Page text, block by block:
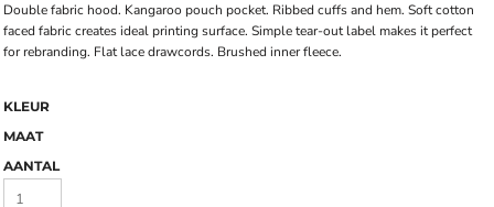
Double fabric hood. Kangaroo pouch pocket. Ribbed cuffs and hem. Soft cotton
faced fabric creates ideal printing surface. Simple tear-out label makes it perfect
for rebranding. Flat lace drawcords. Brushed inner fleece.
KLEUR
MAAT
AANTAL